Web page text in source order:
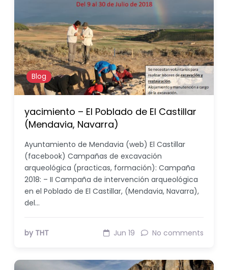
Blog
yacimiento – El Poblado de El Castillar
(Mendavia, Navarra)
Ayuntamiento de Mendavia (web) El Castillar
(facebook) Campañas de excavación
arqueológica (practicas, formación): Campaña
2018: – II Campaña de intervención arqueológica
en el Poblado de El Castillar, (Mendavia, Navarra),
del…
by THT Jun 19 No comments